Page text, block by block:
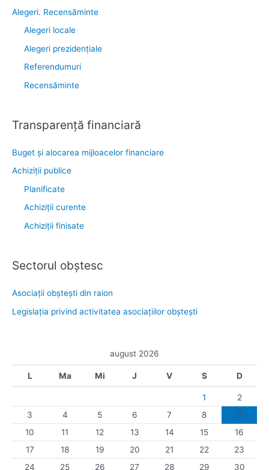
Alegeri. Recensăminte
Alegeri locale
Alegeri prezidențiale
Referendumuri
Recensăminte
Transparenţă financiară
Buget și alocarea mijloacelor financiare
Achiziţii publice
Planificate
Achiziții curente
Achiziții finisate
Sectorul obştesc
Asociaţii obşteşti din raion
Legislaţia privind activitatea asociaţiilor obşteşti
august 2026
L Ma Mi J V S D
1
2
3
4 5 6 7 8
9
10
11 12 13 14 15
16
17
18 19 20 21 22
23
24
25 26 27 28 29 30